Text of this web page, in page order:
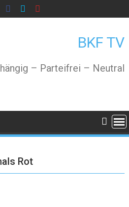
BKF TV
– Parteifrei – Neutral
Rot